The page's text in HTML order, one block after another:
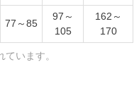
77～85
97～
105
162～
170
います。